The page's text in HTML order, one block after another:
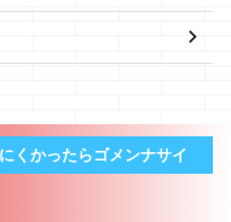
くかったらゴメンナサイ